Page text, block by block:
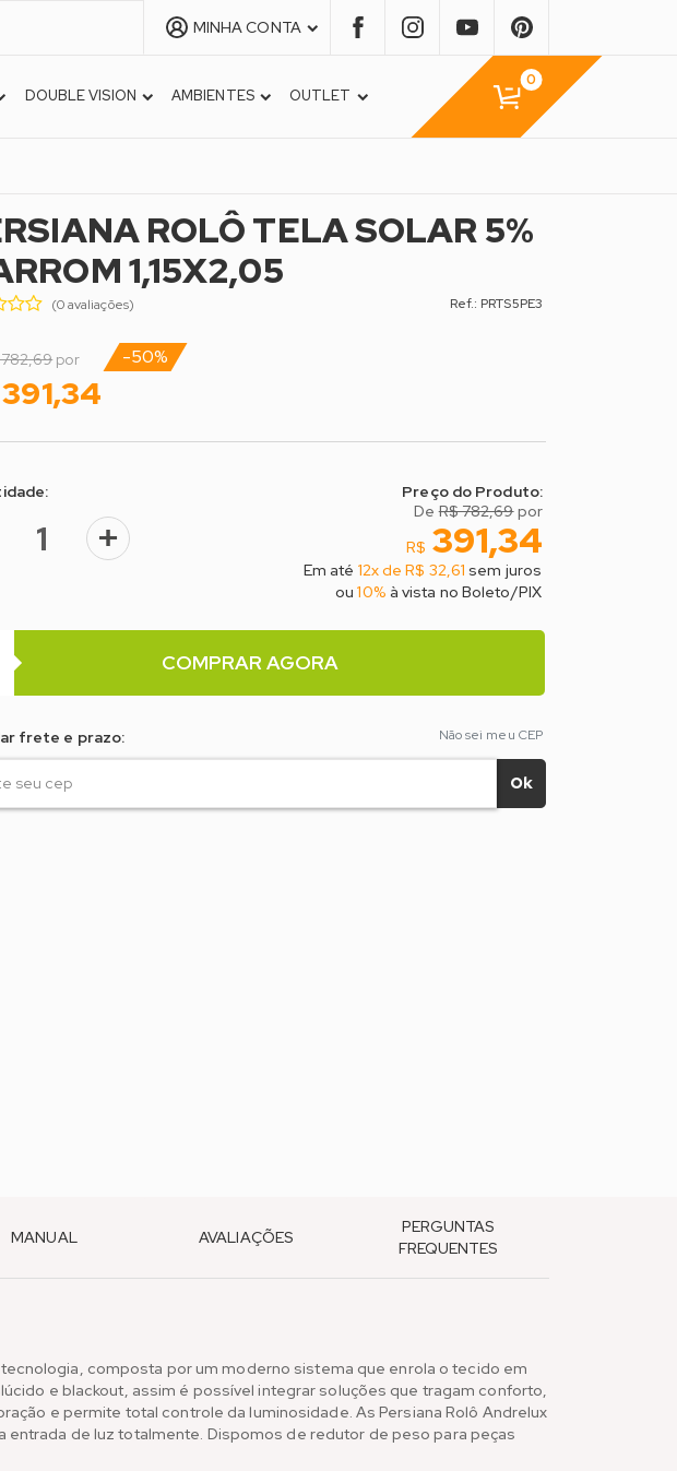
MINHA CONTA
DOUBLE VISION AMBIENTES OUTLET
0
ROLÔ TELA SOLAR 5%
1,15X2,05
(0 avaliações) Ref.: PRTS5PE3
782,69 por -50%
+
Preço do Produto:
DeR$ 782,69por
R$ 391,34
Em até 12x de R$ 32,61 sem juros
ou10% à vista no Boleto/PIX
COMPRAR AGORA
frete e prazo: Não sei meu CEP
Ok
MANUAL AVALIAÇÕES
PERGUNTAS
FREQUENTES
composta por um moderno sistema que enrola o tecido em
e blackout, assim é possível integrar soluções que tragam conforto,
e permite total controle da luminosidade. As Persiana Rolô Andrelux
de luz totalmente. Dispomos de redutor de peso para peças